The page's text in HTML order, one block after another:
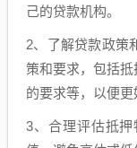
己的贷款机构。
2、了解贷款政策
策和要求，包括
的要求等，以便更
3、合理评估抵